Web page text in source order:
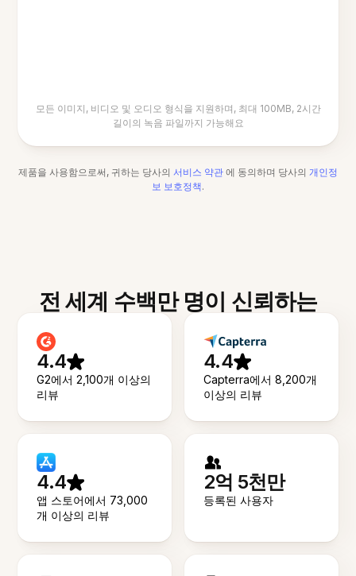
모든 이미지, 비디오 및 오디오 형식을 지원하며, 최대 100MB, 2시간
길이의 녹음 파일까지 가능해요
제품을 사용함으로써, 귀하는 당사의 서비스 약관 에 동의하며 당사의 개인정
보 보호정책.
전 세계 수백만 명이 신뢰하는
4.4
G2에서 2,100개 이상의
리뷰
4.4
Capterra에서 8,200개
이상의 리뷰
4.4
앱 스토어에서 73,000
개 이상의 리뷰
2억 5천만
등록된 사용자